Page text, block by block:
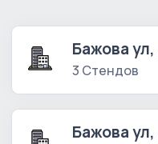
Бажова
3 Стендов
Бажова